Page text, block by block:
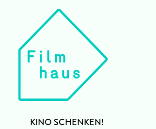
KINO SCHENKEN!